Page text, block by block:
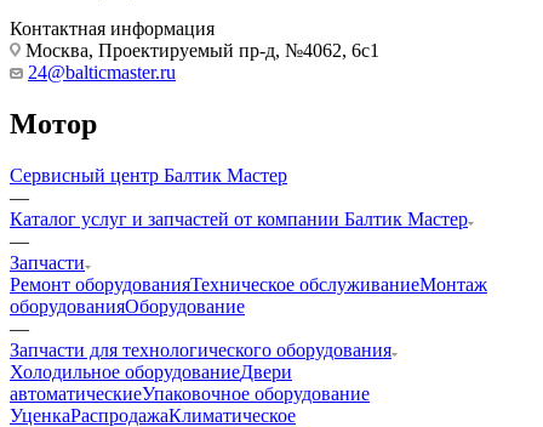
Контактная информация
Москва, Проектируемый пр-д, №4062, 6с1
24@balticmaster.ru
Мотор
Сервисный центр Балтик Мастер
—
Каталог услуг и запчастей от компании Балтик Мастер
—
Запчасти
Ремонт оборудованияТехническое обслуживаниеМонтаж
оборудованияОборудование
—
Запчасти для технологического оборудования
Холодильное оборудованиеДвери
автоматическиеУпаковочное оборудование
УценкаРаспродажаКлиматическое